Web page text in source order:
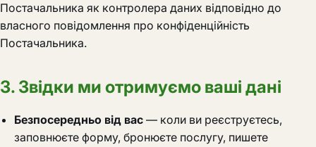
Постачальника як контролера даних відповідно до
власного повідомлення про конфіденційність
Постачальника.
3. Звідки ми отримуємо ваші дані
Безпосередньо від вас — коли ви реєструєтесь,
заповнюєте форму, бронюєте послугу, пишете